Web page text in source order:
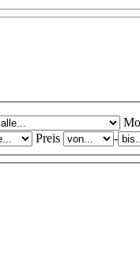
Preis
-